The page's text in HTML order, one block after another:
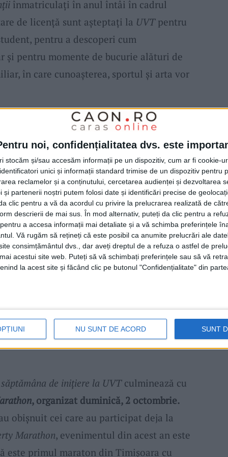
noi, confidențialitatea dvs. este
stocăm și/sau accesăm informații pe un dispozitiv, cum ar fi cookie-
unici și informații standard trimise de un dispozitiv pentru
reclamelor și a conținutului, cercetarea audienței și dezvoltarea
și partenerii noștri putem folosi date și identificări precise de
clic pentru a vă da acordul cu privire la prelucrarea realizată de
descrierii de mai sus. În mod alternativ, puteți da clic pentru a
a accesa informații mai detaliate și a vă schimba preferințele
Vă rugăm să rețineți că este posibil ca anumite prelucrări ale
consimțământul dvs., dar aveți dreptul de a refuza o astfel de
acestui site web. Puteți să vă schimbați preferințele sau să vă
la acest site și făcând clic pe butonul "Confidențialitate" din
NU SUNT DE ACORD SUNT
înmatriculați în anul întâi în cadrul
de licență sunt așteptați la UVTpentru
pentru a descoperi cum
și pentru momente de bucurie alături de
în care cunoașterea, sportul și arta vor
evenimentuldeschiderii anului universitar
specială aDeschiderii anului
joi, 29 septembrie, începând de la ora 12
UVT),unde sunt așteptați să participe
dar și universitarii, cercetătorii și
aleUVT,o sărbătoare aparte ce
din noul an universitar.
prin prezența invitatului special al
,Excelența Sa, domnul Carlos Moedas,
politică și academică de talie
pentru Cercetare și Inovare, căruia
zi, începând de la ora 10, în Aula
săptămâna de inițiere la UVTculminează cu
, organizat duminică, 2 octombrie.
obișnuit cei care au participat deja la
Marathon, evenimentul din acest an este
este primul maraton din Timișoara cu